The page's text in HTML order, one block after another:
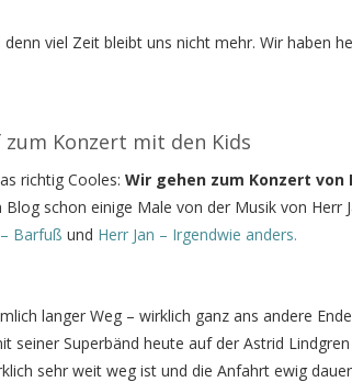
viel Zeit bleibt uns nicht mehr. Wir haben
Konzert mit den Kids
richtig Cooles: Wir gehen zum Konzert von
schon einige Male von der Musik von Herr
Barfuß und Herr Jan – Irgendwie anders.
langer Weg – wirklich ganz ans andere
seiner Superbänd heute auf der Astrid
sehr weit weg ist und die Anfahrt ewig